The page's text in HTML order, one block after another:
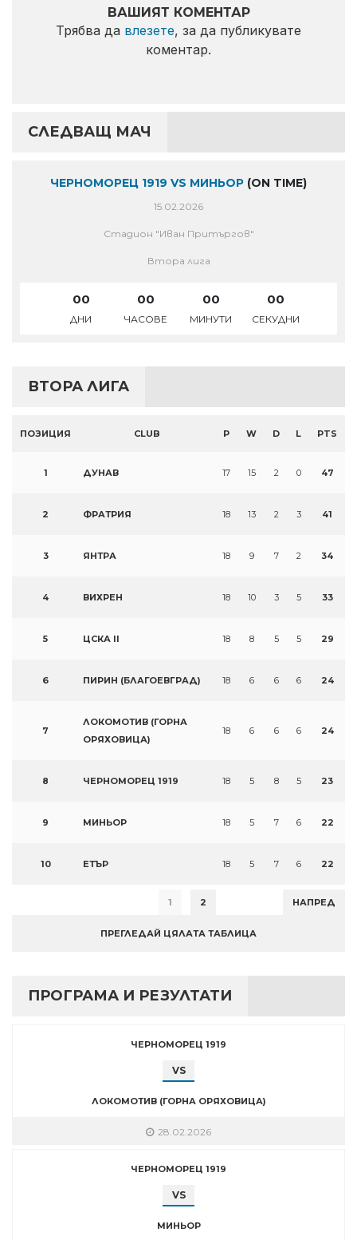
ВАШИЯТ КОМЕНТАР
Трябва да влезете, за да публикувате
коментар.
СЛЕДВАЩ МАЧ
ЧЕРНОМОРЕЦ 1919 VS МИНЬОР (ON TIME)
15.02.2026
Стадион "Иван Притъргов"
Втора лига
00
ДНИ
00
ЧАСОВЕ
00
МИНУТИ
00
СЕКУДНИ
ВТОРА ЛИГА
ПОЗИЦИЯ CLUB P W D L PTS
1 ДУНАВ 17 15 2 0 47
2 ФРАТРИЯ 18 13 2 3 41
3 ЯНТРА 18 9 7 2 34
4 ВИХРЕН 18 10 3 5 33
5 ЦСКА II 18 8 5 5 29
6 ПИРИН (БЛАГОЕВГРАД) 18 6 6 6 24
7
ЛОКОМОТИВ (ГОРНА
ОРЯХОВИЦА)
18 6 6 6 24
8 ЧЕРНОМОРЕЦ 1919 18 5 8 5 23
9 МИНЬОР 18 5 7 6 22
10 ЕТЪР 18 5 7 6 22
1 2 НАПРЕД
ПРЕГЛЕДАЙ ЦЯЛАТА ТАБЛИЦА
ПРОГРАМА И РЕЗУЛТАТИ
ЧЕРНОМОРЕЦ 1919
VS
ЛОКОМОТИВ (ГОРНА ОРЯХОВИЦА)
28.02.2026
ЧЕРНОМОРЕЦ 1919
VS
МИНЬОР